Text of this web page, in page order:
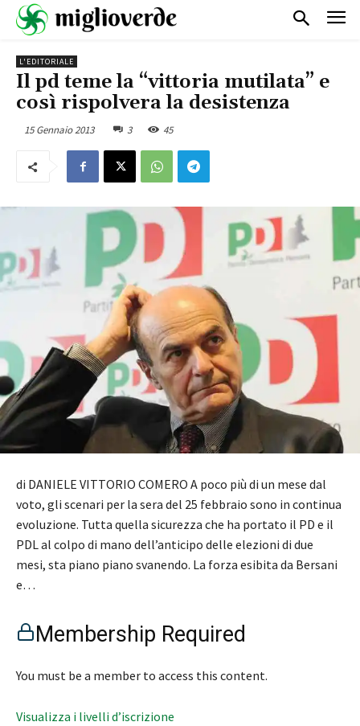
L'EDITORIALE
Il pd teme la “vittoria mutilata” e
così rispolvera la desistenza
15 Gennaio 2013 3 45
di DANIELE VITTORIO COMERO A poco più di un mese dal
voto, gli scenari per la sera del 25 febbraio sono in continua
evoluzione. Tutta quella sicurezza che ha portato il PD e il
PDL al colpo di mano dell’anticipo delle elezioni di due
mesi, sta piano piano svanendo. La forza esibita da Bersani
e…
Membership Required
You must be a member to access this content.
Visualizza i livelli d’iscrizione